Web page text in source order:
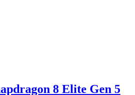
8 Elite Gen 5